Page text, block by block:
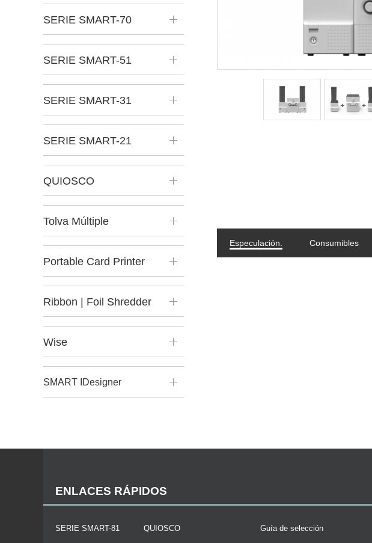
SERIE SMART-70
SERIE SMART-51
SERIE SMART-31
SERIE SMART-21
QUIOSCO
Tolva Múltiple
Portable Card Printer
Ribbon | Foil Shredder
Wise
SMART IDesigner
Especulación. Consumibles
ENLACES RÁPIDOS
SERIE SMART-81 QUIOSCO Guía de selección